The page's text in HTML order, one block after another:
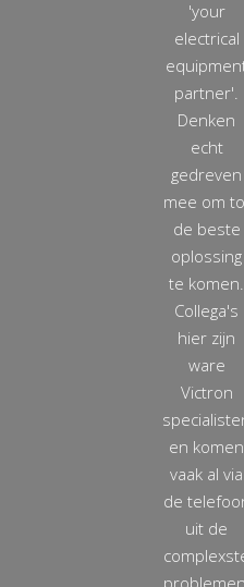
'your
electrical
partner'.
Denken
echt
gedreven
mee om
de beste
oplossing
te komen.
Collega's
hier zijn
ware
Victron
en komen
vaak al via
de
uit de